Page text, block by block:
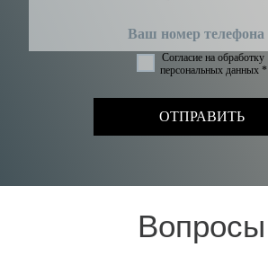
Согласие на обработку
персональных данных *
ОТПРАВИТЬ
Вопросы